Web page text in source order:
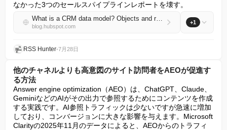
なかった3つのセールスパイプラインレポートを壊す。
What is a CRM data model? Objects and relationships
blog.hubspot.com
+1
RSS Hunter•7月28日
他のチャネルよりも高意図のサイト訪問者をAEOが促進す
る方法
Answer engine optimization（AEO）は、ChatGPT、Claude、
GeminiなどのAIがその出力で参照するためにコンテンツを作成
する実践です。AI参照トラフィックは少ないですが急速に増加
しており、コンバージョンに大きな影響を与えます。Microsoft
Clarityの2025年11月のデータによると、AEOからのトラフィ